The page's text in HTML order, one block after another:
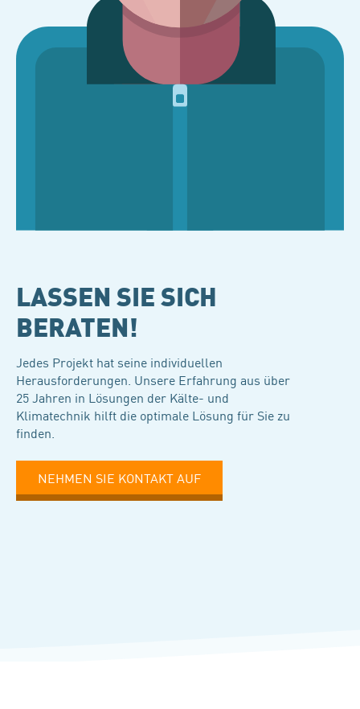
LASSEN SIE SICH
BERATEN!
Jedes Projekt hat seine individuellen
Herausforderungen. Unsere Erfahrung aus über
25 Jahren in Lösungen der Kälte- und
Klimatechnik hilft die optimale Lösung für Sie zu
finden.
NEHMEN SIE KONTAKT AUF